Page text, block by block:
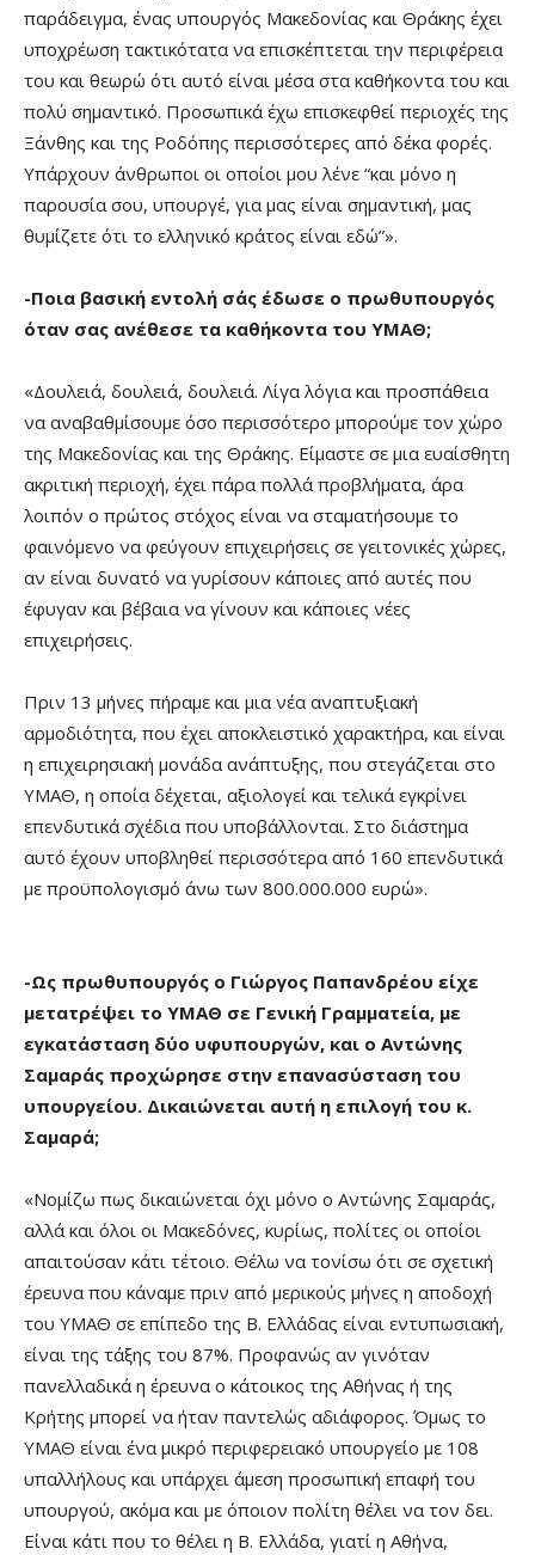
παράδειγμα, ένας υπουργός Μακεδονίας και Θράκης έχει
υποχρέωση τακτικότατα να επισκέπτεται την περιφέρεια
του και θεωρώ ότι αυτό είναι μέσα στα καθήκοντα του και
πολύ σημαντικό. Προσωπικά έχω επισκεφθεί περιοχές της
Ξάνθης και της Ροδόπης περισσότερες από δέκα φορές.
Υπάρχουν άνθρωποι οι οποίοι μου λένε “και μόνο η
παρουσία σου, υπουργέ, για μας είναι σημαντική, μας
θυμίζετε ότι το ελληνικό κράτος είναι εδώ”».
-Ποια βασική εντολή σάς έδωσε ο πρωθυπουργός
όταν σας ανέθεσε τα καθήκοντα του ΥΜΑΘ;
«Δουλειά, δουλειά, δουλειά. Λίγα λόγια και προσπάθεια
να αναβαθμίσουμε όσο περισσότερο μπορούμε τον χώρο
της Μακεδονίας και της Θράκης. Είμαστε σε μια ευαίσθητη
ακριτική περιοχή, έχει πάρα πολλά προβλήματα, άρα
λοιπόν ο πρώτος στόχος είναι να σταματήσουμε το
φαινόμενο να φεύγουν επιχειρήσεις σε γειτονικές χώρες,
αν είναι δυνατό να γυρίσουν κάποιες από αυτές που
έφυγαν και βέβαια να γίνουν και κάποιες νέες
επιχειρήσεις.
Πριν 13 μήνες πήραμε και μια νέα αναπτυξιακή
αρμοδιότητα, που έχει αποκλειστικό χαρακτήρα, και είναι
η επιχειρησιακή μονάδα ανάπτυξης, που στεγάζεται στο
ΥΜΑΘ, η οποία δέχεται, αξιολογεί και τελικά εγκρίνει
επενδυτικά σχέδια που υποβάλλονται. Στο διάστημα
αυτό έχουν υποβληθεί περισσότερα από 160 επενδυτικά
με προϋπολογισμό άνω των 800.000.000 ευρώ».
-Ως πρωθυπουργός ο Γιώργος Παπανδρέου είχε
μετατρέψει το ΥΜΑΘ σε Γενική Γραμματεία, με
εγκατάσταση δύο υφυπουργών, και ο Αντώνης
Σαμαράς προχώρησε στην επανασύσταση του
υπουργείου. Δικαιώνεται αυτή η επιλογή του κ.
Σαμαρά;
«Νομίζω πως δικαιώνεται όχι μόνο ο Αντώνης Σαμαράς,
αλλά και όλοι οι Μακεδόνες, κυρίως, πολίτες οι οποίοι
απαιτούσαν κάτι τέτοιο. Θέλω να τονίσω ότι σε σχετική
έρευνα που κάναμε πριν από μερικούς μήνες η αποδοχή
του ΥΜΑΘ σε επίπεδο της Β. Ελλάδας είναι εντυπωσιακή,
είναι της τάξης του 87%. Προφανώς αν γινόταν
πανελλαδικά η έρευνα ο κάτοικος της Αθήνας ή της
Κρήτης μπορεί να ήταν παντελώς αδιάφορος. Όμως το
ΥΜΑΘ είναι ένα μικρό περιφερειακό υπουργείο με 108
υπαλλήλους και υπάρχει άμεση προσωπική επαφή του
υπουργού, ακόμα και με όποιον πολίτη θέλει να τον δει.
Είναι κάτι που το θέλει η Β. Ελλάδα, γιατί η Αθήνα,